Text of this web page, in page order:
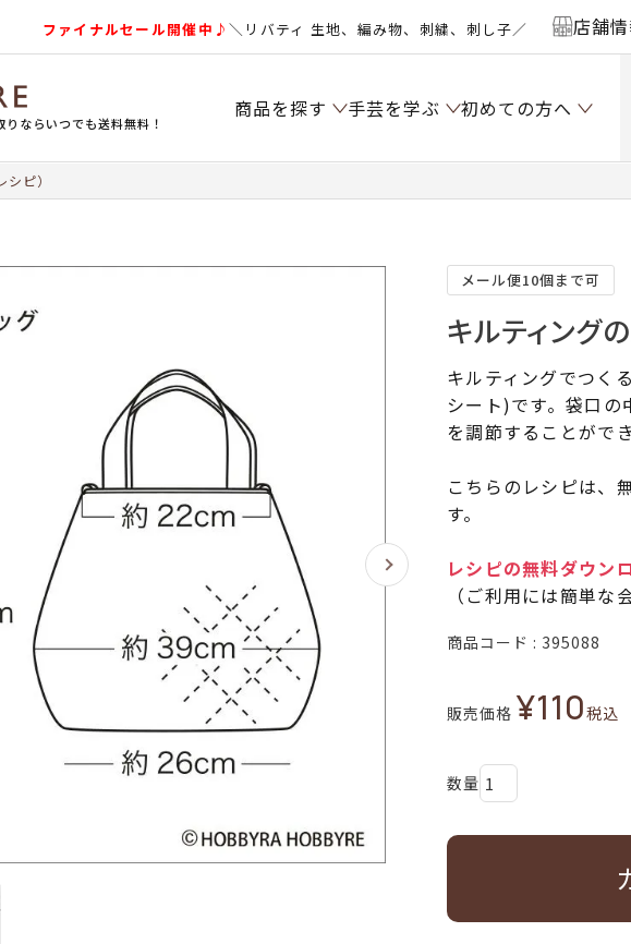
ファイナルセール開催中♪＼リバティ 生地、編み物、刺繍、刺し子／ 店舗
ならいつでも送料無料！
商品を探す 手芸を学ぶ 初めての方へ
ピ）
メール便10個まで可
キルティングの
キルティングでつく
シート)です。袋口の
を調節することがで
こちらのレシピは、
す。
レシピの無料ダウン
（ご利用には簡単な
商品コード 395088
販売価格 ¥110税込